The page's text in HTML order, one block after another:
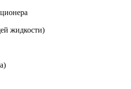
жидкости)